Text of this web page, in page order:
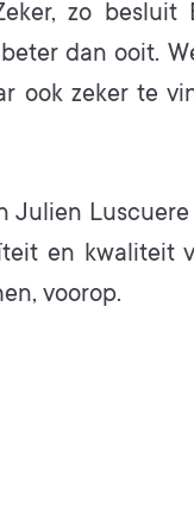
zo
dan ooit.
ook zeker te
Julien
en kwaliteit
voorop.